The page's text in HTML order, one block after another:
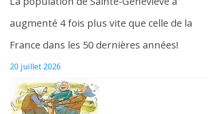
augmenté 4 fois plus vite que celle de la
France dans les 50 dernières années!
20 juillet 2026